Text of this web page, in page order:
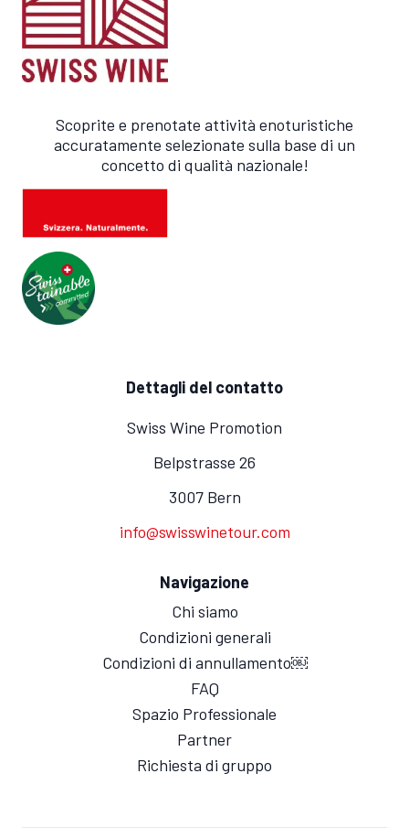
Scoprite e prenotate attività enoturistiche
accuratamente selezionate sulla base di un
concetto di qualità nazionale!
Dettagli del contatto
Swiss Wine Promotion
Belpstrasse 26
3007 Bern
info@swisswinetour.com
Navigazione
Chi siamo
Condizioni generali
Condizioni di annullamento￼
FAQ
Spazio Professionale
Partner
Richiesta di gruppo